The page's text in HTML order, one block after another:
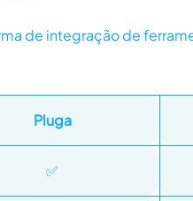
de integração de
Pluga
✅